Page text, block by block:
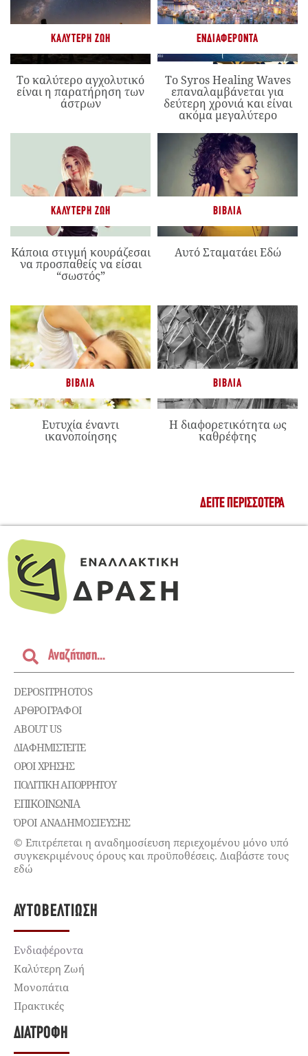
ΚΑΛΎΤΕΡΗ ΖΩΉ
Το καλύτερο αγχολυτικό
είναι η παρατήρηση των
άστρων
ΕΝΔΙΑΦΈΡΟΝΤΑ
Το Syros Healing Waves
επαναλαμβάνεται για
δεύτερη χρονιά και είναι
ακόμα μεγαλύτερο
ΚΑΛΎΤΕΡΗ ΖΩΉ
Κάποια στιγμή κουράζεσαι
να προσπαθείς να είσαι
“σωστός”
ΒΙΒΛΊΑ
Αυτό Σταματάει Εδώ
ΒΙΒΛΊΑ
Ευτυχία έναντι
ικανοποίησης
ΒΙΒΛΊΑ
Η διαφορετικότητα ως
καθρέφτης
ΔΕΊΤΕ ΠΕΡΙΣΣΌΤΕΡΑ
DEPOSITPHOTOS
ΑΡΘΡΟΓΡΑΦΟΙ
ABOUT US
ΔΙΑΦΗΜΙΣΤΕΊΤΕ
ΌΡΟΙ ΧΡΉΣΗΣ
ΠΟΛΙΤΙΚΉ ΑΠΟΡΡΉΤΟΥ
ΕΠΙΚΟΙΝΩΝΊΑ
ΌΡΟΙ ΑΝΑΔΗΜΟΣΙΕΥΣΗΣ
© Επιτρέπεται η αναδημοσίευση περιεχομένου μόνο υπό
συγκεκριμένους όρους και προϋποθέσεις. Διαβάστε τους
εδώ
ΑΥΤΟΒΕΛΤΊΩΣΗ
Ενδιαφέροντα
Καλύτερη Ζωή
Μονοπάτια
Πρακτικές
ΔΙΑΤΡΟΦΉ